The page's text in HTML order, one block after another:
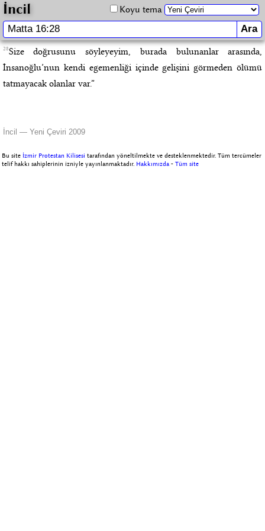
İncil Koyu tema
28Size doğrusunu söyleyeyim, burada bulunanlar arasında,
İnsanoğlu’nun kendi egemenliği içinde gelişini görmeden ölümü
tatmayacak olanlar var.”
İncil — Yeni Çeviri 2009
Bu site İzmir Protestan Kilisesi tarafından yöneltilmekte ve desteklenmektedir. Tüm tercümeler
telif hakkı sahiplerinin izniyle yayınlanmaktadır. Hakkımızda -Tüm site